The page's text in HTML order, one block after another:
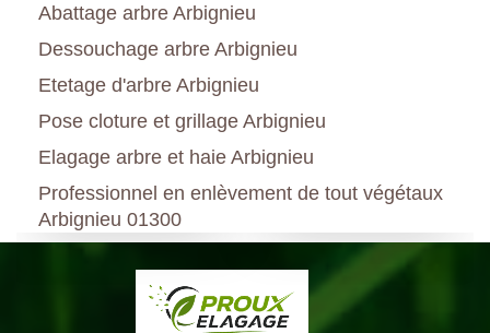
Abattage arbre Arbignieu
Dessouchage arbre Arbignieu
Etetage d'arbre Arbignieu
Pose cloture et grillage Arbignieu
Elagage arbre et haie Arbignieu
Professionnel en enlèvement de tout végétaux
Arbignieu 01300